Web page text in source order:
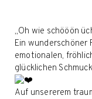
„Oh wie schööön
Ein wunderschöner
emotionalen,
glücklichen
Auf unsererem